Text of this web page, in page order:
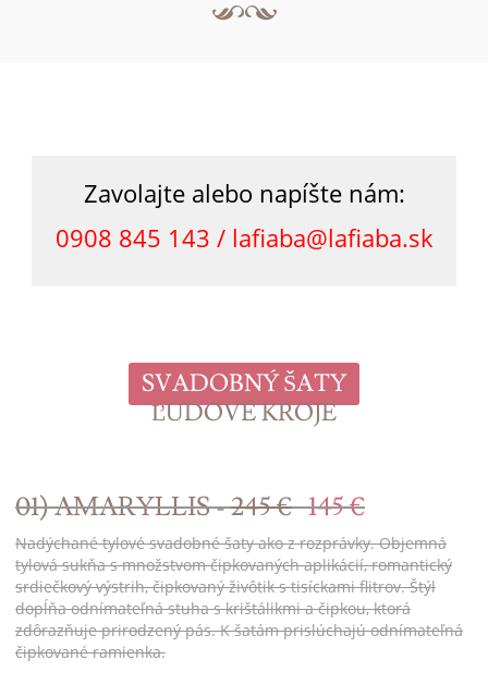
Zavolajte alebo napíšte nám:
0908 845 143 / lafiaba@lafiaba.sk
SVADOBNÝ ŠATY
ĽUDOVÉ KROJE
01) AMARYLLIS -245 € 145 €
Nadýchané tylové svadobné šaty ako z rozprávky. Objemná
tylová sukňa s množstvom čipkovaných aplikácií, romantický
srdiečkový výstrih, čipkovaný živôtik s tisíckami flitrov. Štýl
dopĺňa odnímateľná stuha s krištálikmi a čipkou, ktorá
zdôrazňuje prirodzený pás. K šatám prislúchajú odnímateľná
čipkované ramienka.